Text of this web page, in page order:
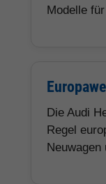
Modelle
Die Audi
Regel
Neuwagen